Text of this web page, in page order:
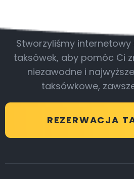
Stworzyliśmy
taksówek, aby pomóc Ci
niezawodne i
taksówkowe,
REZERWACJA